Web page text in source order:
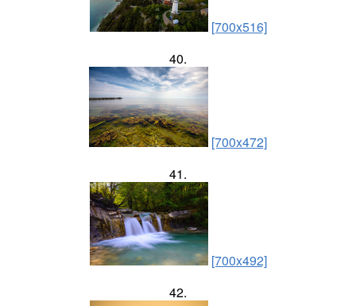
[700x516]
40.
[700x472]
41.
[700x492]
42.